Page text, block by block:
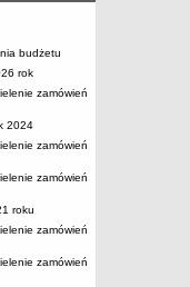
budżetu
rok
zamówień
2024
zamówień
zamówień
roku
zamówień
zamówień